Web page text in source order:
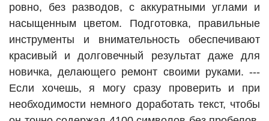
ровно, без разводов, с аккуратными углами и
насыщенным цветом. Подготовка, правильные
инструменты и внимательность обеспечивают
красивый и долговечный результат даже для
новичка, делающего ремонт своими руками. ---
Если хочешь, я могу сразу проверить и при
необходимости немного доработать текст, чтобы